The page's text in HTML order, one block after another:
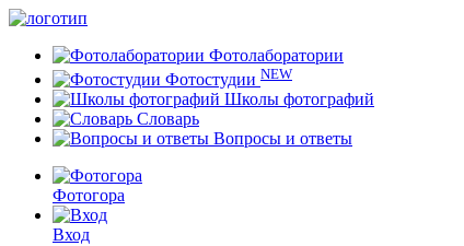
Фотолаборатории
Фотостудии NEW
Школы фотографий
Словарь
Вопросы и ответы
Фотогора
Вход